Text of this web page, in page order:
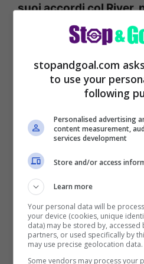
suoi accordi col River,
talento argentino al
Dal River – rivali di
di Diego – al
concreta delNapoli
stopandgoal.com
to use your
following
Personalised advertising
content measurement,
services development
Store and/or access
Learn more
Your personal data will be
your device (cookies, unique
data) may be stored by,
partners, or used specifically by
may use precise geolocation data.
Some vendors may process your